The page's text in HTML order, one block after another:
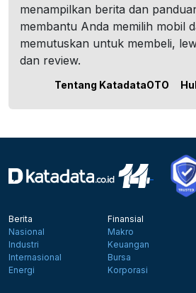
menampilkan berita dan
membantu Anda memilih mobil
memutuskan untuk membeli,
dan review.
Tentang KatadataOTO
Berita
Nasional
Industri
Internasional
Energi
Finansial
Makro
Keuangan
Bursa
Korporasi